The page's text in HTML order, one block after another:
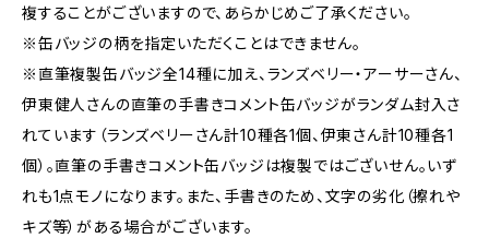
複することがございますので、あらかじめご了承ください。
※缶バッジの柄を指定いただくことはできません。
※直筆複製缶バッジ全14種に加え、ランズベリー・アーサーさん、
伊東健人さんの直筆の手書きコメント缶バッジがランダム封入さ
れています（ランズベリーさん計10種各1個、伊東さん計10種各1
個）。直筆の手書きコメント缶バッジは複製ではございせん。いず
れも1点モノになります。また、手書きのため、文字の劣化（擦れや
キズ等）がある場合がございます。